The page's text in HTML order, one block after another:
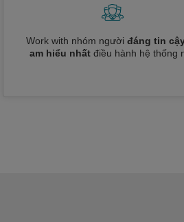
Work with nhóm người đáng tin
am hiểu nhấtđiều hành hệ thống